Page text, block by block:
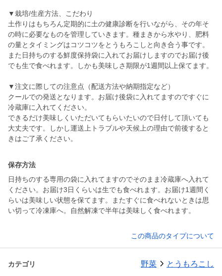
▼栽培/生産方法、こだわり
土作りはもちろん定期的に土の健康診断を行いながら、その年そ
の時に必要なものを管理していきます。種まきから水やり、肥料
の量とタイミングはコツコツをとうもろこしと向き合う事です。
また日持ちのする鮮度保持袋に入れてお届けしますのでお届け後
でも生で食べれます。しかも美味しさ期限が1週間以上保てます。
▼注文に際しての注意点（配送方法や納期指定など）
クールでの発送となります。お届け後袋に入れてますのですぐに
冷蔵庫に入れてください。
できるだけ美味しくいただいてもらいたいので日付して頂いても
大丈夫です。しかし運送上トラブルや天候上の理由で前後すると
保存方法
日持ちのする専用の袋に入れてますのでそのまま冷蔵庫へ入れて
ください。お届け3日くらいは生でも食べれます。お届け1週間く
らいは美味しい状態を保てます。またすぐに食べれないときは思
い切って冷凍庫へ。自然解凍で半年は美味しく食べれます。
この商品のタイプについて
カテゴリ 野菜 とうもろこし